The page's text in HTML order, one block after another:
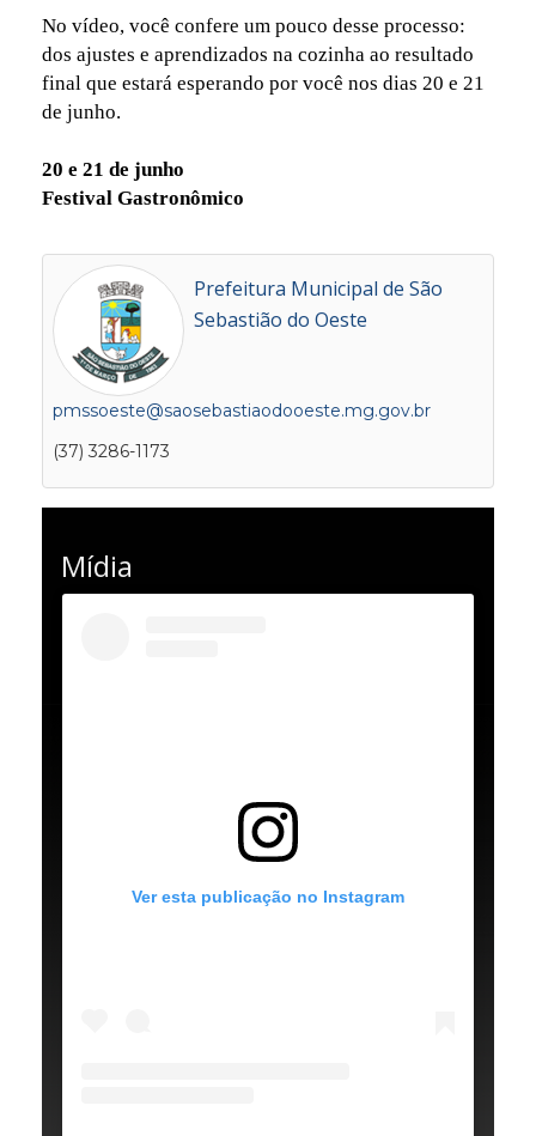
No vídeo, você confere um pouco desse processo:
dos ajustes e aprendizados na cozinha ao resultado
final que estará esperando por você nos dias 20 e 21
de junho.
20 e 21 de junho
Festival Gastronômico
Prefeitura Municipal de São
Sebastião do Oeste
pmssoeste@saosebastiaodooeste.mg.gov.br
(37) 3286-1173
Mídia
Ver esta publicação no Instagram